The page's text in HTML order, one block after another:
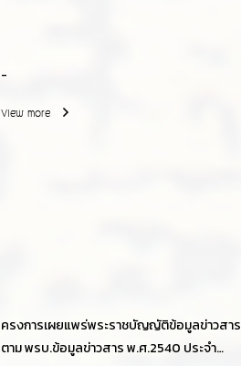
-
View more
ครงการเผยแพร่พระราชบัญญัติข้อมูลข่าวสาร
ตาม พรบ.ข้อมูลข่าวสาร พ.ศ.2540 ประจำ